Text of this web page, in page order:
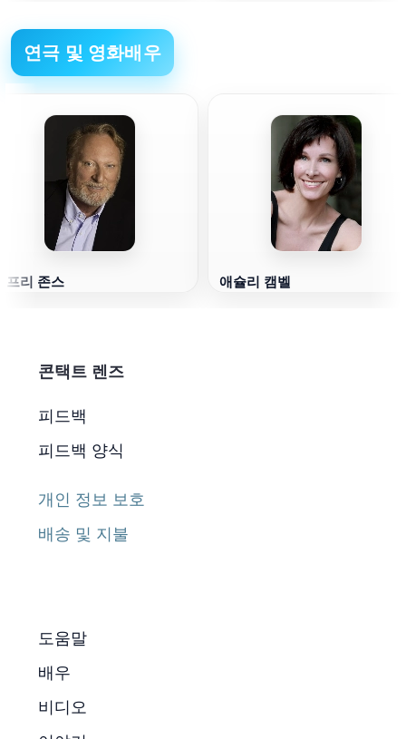
연극 및 영화배우
프리 존스 애슐리 캠벨
콘택트 렌즈
피드백
피드백 양식
개인 정보 보호
배송 및 지불
도움말
배우
비디오